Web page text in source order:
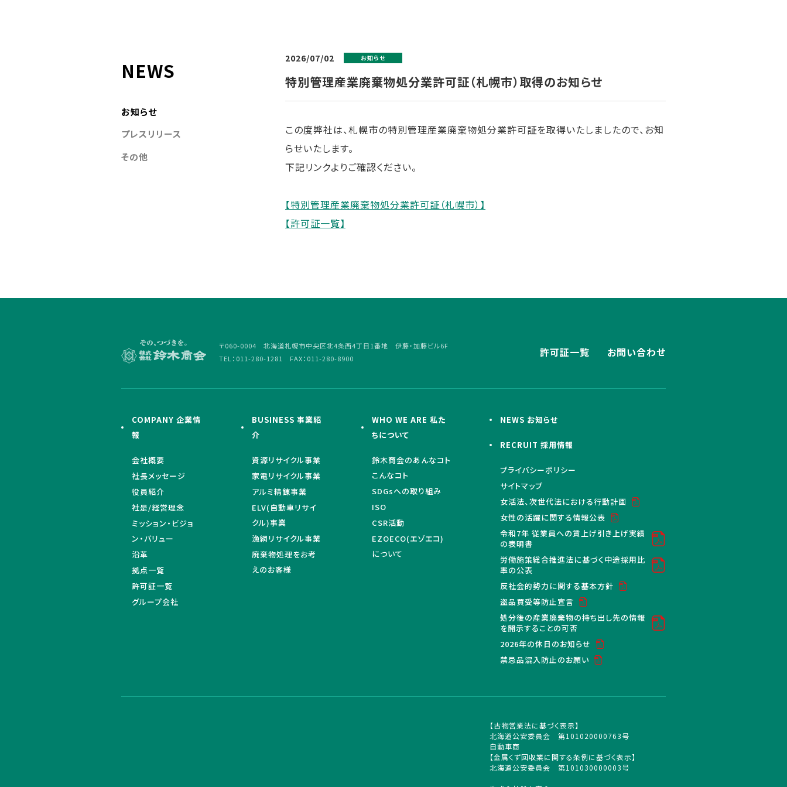
NEWS
お知らせ
プレスリリース
その他
2026/07/02 お知らせ
特別管理産業廃棄物処分業許可証（札幌市）取得のお知らせ
この度弊社は、札幌市の特別管理産業廃棄物処分業許可証を取得いたしましたので、お知
らせいたします。
下記リンクよりご確認ください。
【特別管理産業廃棄物処分業許可証（札幌市）】
【許可証一覧】
〒060-0004 北海道札幌市中央区北4条西4丁目1番地 伊藤・加藤ビル6F
TEL：011-280-1281 FAX：011-280-8900
許可証一覧 お問い合わせ
COMPANY 企業情
報
会社概要
社長メッセージ
役員紹介
社是/経営理念
ミッション・ビジョ
ン・バリュー
沿革
拠点一覧
許可証一覧
グループ会社
BUSINESS 事業紹
介
資源リサイクル事業
家電リサイクル事業
アルミ精錬事業
ELV(自動車リサイ
クル)事業
漁網リサイクル事業
廃棄物処理をお考
えのお客様
WHO WE ARE 私た
ちについて
鈴木商会のあんなコト
こんなコト
SDGsへの取り組み
ISO
CSR活動
EZOECO(エゾエコ)
について
NEWS お知らせ
RECRUIT 採用情報
プライバシーポリシー
サイトマップ
女活法、次世代法における行動計画
女性の活躍に関する情報公表
令和7年 従業員への賃上げ引き上げ実績
の表明書
労働施策総合推進法に基づく中途採用比
率の公表
反社会的勢力に関する基本方針
盗品買受等防止宣言
処分後の産業廃棄物の持ち出し先の情報
を開示することの可否
2026年の休日のお知らせ
禁忌品混入防止のお願い
【古物営業法に基づく表示】
北海道公安委員会 第101020000763号
自動車商
【金属くず回収業に関する条例に基づく表示】
北海道公安委員会 第101030000003号